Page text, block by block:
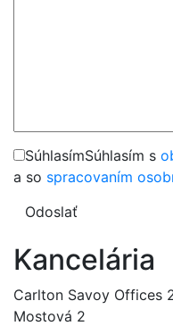
SúhlasímSúhlasím s
a so spracovaním
Odoslať
Kancelária
Carlton Savoy Offices
Mostová 2